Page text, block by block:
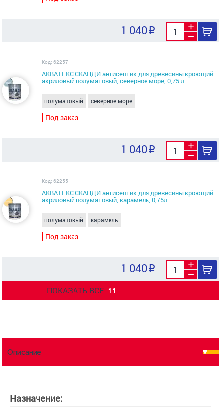
1 040
Код: 62257
АКВАТЕКС СКАНДИ антисептик для древесины кроющий
акриловый полуматовый, северное море, 0,75 л
полуматовый северное море
Под заказ
1 040
Код: 62255
АКВАТЕКС СКАНДИ антисептик для древесины кроющий
акриловый полуматовый, карамель, 0,75л
полуматовый карамель
Под заказ
1 040
ПОКАЗАТЬ ВСЕ 11
Описание
Назначение: